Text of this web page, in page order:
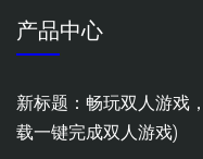
产品中心
新标题：畅玩双人游戏
载一键完成双人游戏)